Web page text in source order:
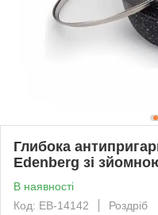
Глибока
Edenberg зі
В наявності
Код: EB-14142
Роздріб